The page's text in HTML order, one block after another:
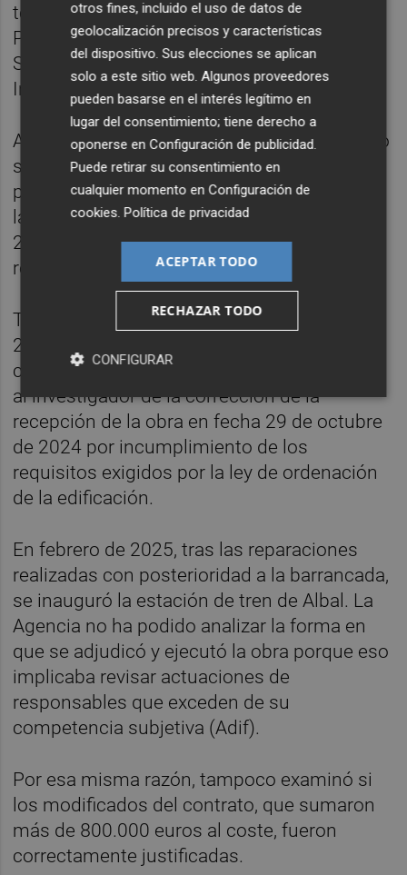
todas las determinaciones del Patricova, el
Plan de Acción Territorial de Carácter
Sectorial sobre Prevención del Riesgo de
Inundación en la Comunidad Valenciana.
Añade que la trascendencia deriva de que no
se llegó a inaugurar en el plazo inicialmente
previsto debido a los efectos causados por
la riada derivada de la dana en otoño del año
2024, que se produjo el mismo día de
recepción de las obras.
Teniendo en cuenta que en marzo del año
2025 se encuentra pendiente de aprobar la
certificación final de obra, se plantea la duda
al investigador de la corrección de la
recepción de la obra en fecha 29 de octubre
de 2024 por incumplimiento de los
requisitos exigidos por la ley de ordenación
de la edificación.
En febrero de 2025, tras las reparaciones
realizadas con posterioridad a la barrancada,
se inauguró la estación de tren de Albal. La
Agencia no ha podido analizar la forma en
que se adjudicó y ejecutó la obra porque eso
implicaba revisar actuaciones de
responsables que exceden de su
competencia subjetiva (Adif).
Por esa misma razón, tampoco examinó si
los modificados del contrato, que sumaron
más de 800.000 euros al coste, fueron
correctamente justificadas.
otros fines, incluido el uso de datos de
geolocalización precisos y características
del dispositivo. Sus elecciones se aplican
solo a este sitio web. Algunos proveedores
pueden basarse en el interés legítimo en
lugar del consentimiento; tiene derecho a
oponerse enConfiguración de publicidad.
Puede retirar su consentimiento en
cualquier momento enConfiguración de
cookies.Política de privacidad
ACEPTAR TODO
RECHAZAR TODO
CONFIGURAR